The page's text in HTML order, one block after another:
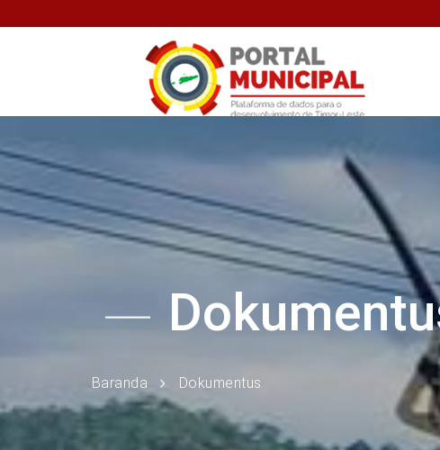
Baranda Dokumentus